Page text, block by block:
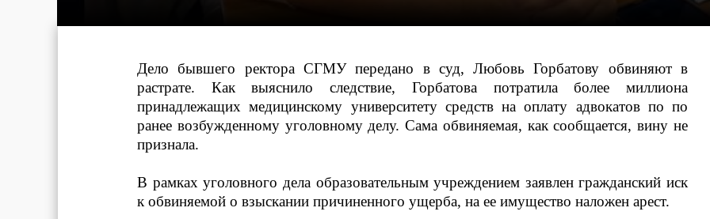
Дело бывшего ректора СГМУ передано в суд, Любовь Горбатову обвиняют в
растрате. Как выяснило следствие, Горбатова потратила более миллиона
принадлежащих медицинскому университету средств на оплату адвокатов по по
ранее возбужденному уголовному делу. Сама обвиняемая, как сообщается, вину не
признала.
В рамках уголовного дела образовательным учреждением заявлен гражданский иск
к обвиняемой о взыскании причиненного ущерба, на ее имущество наложен арест.